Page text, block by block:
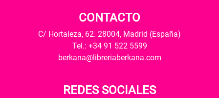
CONTACTO
C/ Hortaleza, 62. 28004, Madrid (España)
Tel.: +34 91 522 5599
berkana@libreriaberkana.com
REDES SOCIALES